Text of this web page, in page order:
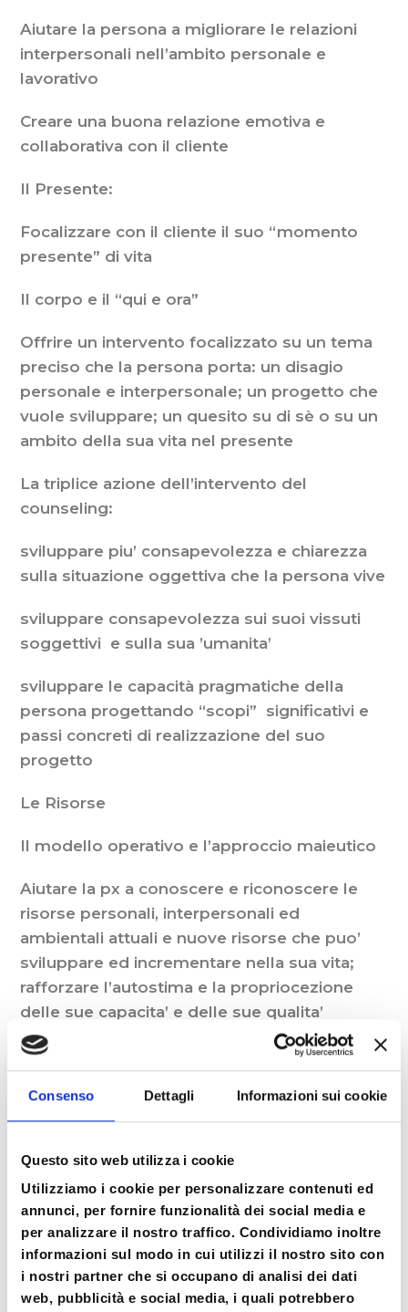
Consenso Dettagli Informazioni sui cookie
Questo sito web utilizza i cookie
Utilizziamo i cookie per personalizzare contenuti ed
annunci, per fornire funzionalità dei social media e
per analizzare il nostro traffico. Condividiamo inoltre
informazioni sul modo in cui utilizzi il nostro sito con
i nostri partner che si occupano di analisi dei dati
web, pubblicità e social media, i quali potrebbero
Aiutare la persona a migliorare le relazioni
interpersonali nell’ambito personale e
lavorativo
Creare una buona relazione emotiva e
collaborativa con il cliente
Il Presente:
Focalizzare con il cliente il suo “momento
presente” di vita
Il corpo e il “qui e ora”
Offrire un intervento focalizzato su un tema
preciso che la persona porta: un disagio
personale e interpersonale; un progetto che
vuole sviluppare; un quesito su di sè o su un
ambito della sua vita nel presente
La triplice azione dell’intervento del
counseling:
sviluppare piu’ consapevolezza e chiarezza
sulla situazione oggettiva che la persona vive
sviluppare consapevolezza sui suoi vissuti
soggettivi e sulla sua ’umanita’
sviluppare le capacità pragmatiche della
persona progettando “scopi” significativi e
passi concreti di realizzazione del suo
progetto
Le Risorse
Il modello operativo e l’approccio maieutico
Aiutare la px a conoscere e riconoscere le
risorse personali, interpersonali ed
ambientali attuali e nuove risorse che puo’
sviluppare ed incrementare nella sua vita;
rafforzare l’autostima e la propriocezione
delle sue capacita’ e delle sue qualita’
valoriali e caratteriali
significativi e concretizzabili per la px
concreti per la realizzazione del suo
obiettivo
Le abilità del counselor: Ascolto ,
accoglienza, osservazione, Empatia,
sospensione del giudizio, l’approccio